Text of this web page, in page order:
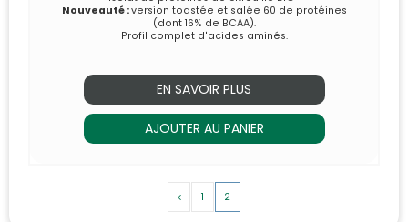
Nouveauté :version toastée et salée 60 de protéines
(dont 16% de BCAA).
Profil complet d'acides aminés.
EN SAVOIR PLUS
AJOUTER AU PANIER
1 2